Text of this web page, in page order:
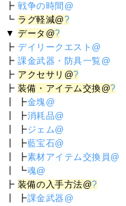
┣戦争の時間@
┗ ラグ軽減@?
▼データ@?
┣デイリークエスト@
┣課金武器・防具一覧@
┣ アクセサリ@?
┣装備・アイテム交換@?
┃ ┣金塊@
┃ ┣消耗品@
┃ ┣ジェム@
┃ ┣藍宝石@
┃ ┣素材アイテム交換員@
┃ ┗魂@
┣装備の入手方法@?
┃ ┣課金武器@